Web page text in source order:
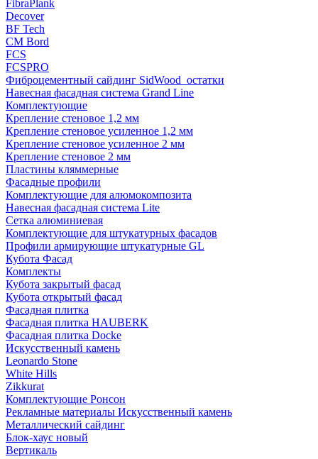
FibraPlank
Decover
BF Tech
CM Bord
FCS
FCSPRO
Фиброцементный сайдинг SidWood_остатки
Навесная фасадная система Grand Line
Комплектующие
Крепление стеновое 1,2 мм
Крепление стеновое усиленное 1,2 мм
Крепление стеновое усиленное 2 мм
Крепление стеновое 2 мм
Пластины кляммерные
Фасадные профили
Комплектующие для алюмокомпозита
Навесная фасадная система Lite
Сетка алюминиевая
Комплектующие для штукатурных фасадов
Профили армирующие штукатурные GL
Кубота Фасад
Комплекты
Кубота закрытый фасад
Кубота открытый фасад
Фасадная плитка
Фасадная плитка HAUBERK
Фасадная плитка Docke
Искусственный камень
Leonardo Stone
White Hills
Zikkurat
Комплектующие Ронсон
Рекламные материалы Искусственный камень
Металлический сайдинг
Блок-хаус новый
Вертикаль